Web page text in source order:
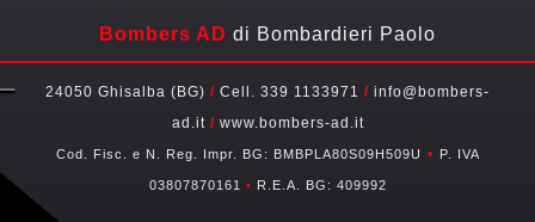
Bombers AD di Bombardieri Paolo
24050 Ghisalba (BG) / Cell. 339 1133971 / info@bombers-
ad.it /www.bombers-ad.it
Cod. Fisc. e N. Reg. Impr. BG: BMBPLA80S09H509U • P. IVA
03807870161 • R.E.A. BG: 409992